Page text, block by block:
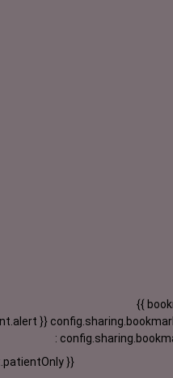
}}
{{
:
}}